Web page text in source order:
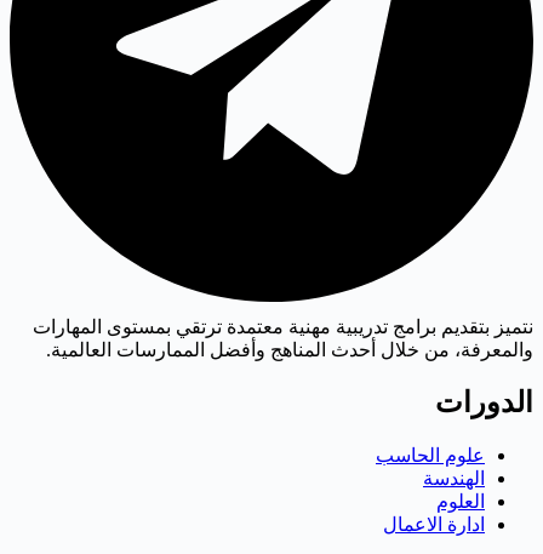
نتميز بتقديم برامج تدريبية مهنية معتمدة ترتقي بمستوى المهارات
والمعرفة، من خلال أحدث المناهج وأفضل الممارسات العالمية.
الدورات
علوم الحاسب
الهندسة
العلوم
ادارة الاعمال